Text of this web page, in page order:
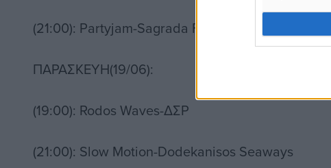
(21:00): Partyjam-Sagrada Familia
ΠΑΡΑΣΚΕΥΗ(19/06):
(19:00): Rodos Waves-ΔΣΡ
(21:00): Slow Motion-Dodekanisos Seaways